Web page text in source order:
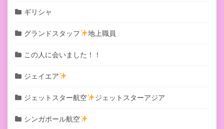
ギリシャ
グランドスタッフ 地上職員
この人に会いました！！
ジェイエア
ジェットスター航空 ジェットスターアジア
シンガポール航空